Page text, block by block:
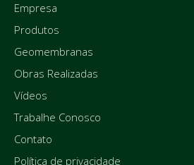
Empresa
Produtos
Geomembranas
Obras Realizadas
Vídeos
Trabalhe Conosco
Contato
Política de privacidade